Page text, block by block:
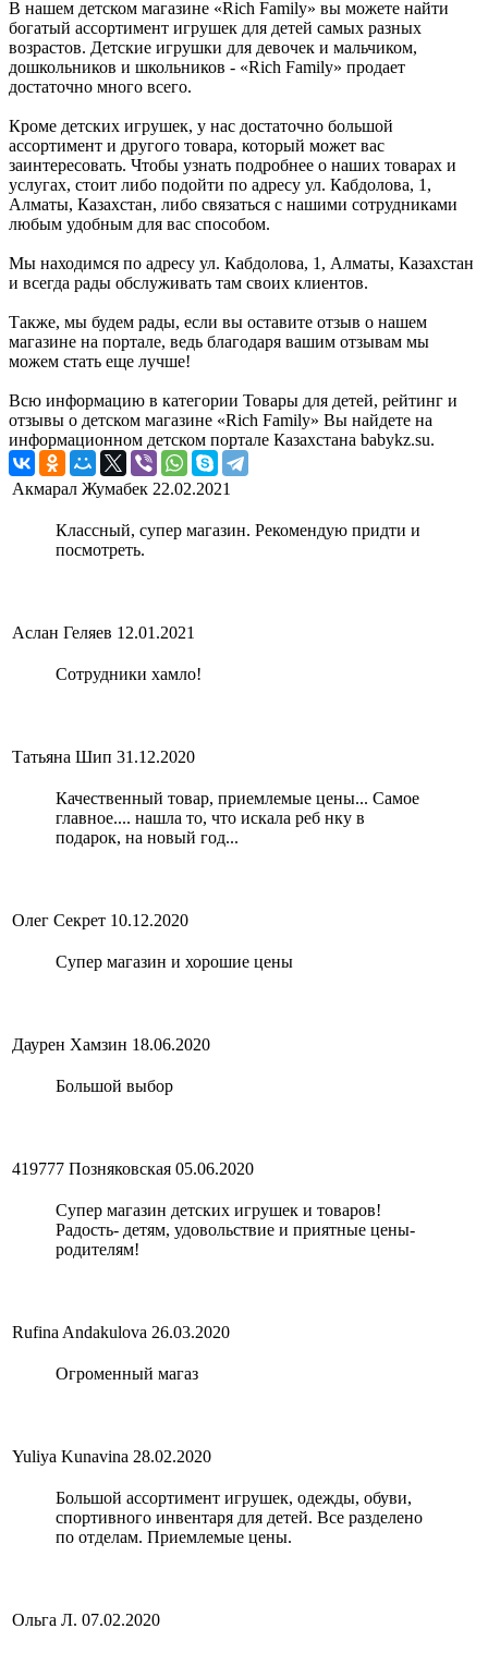
В нашем детском магазине «Rich Family» вы можете найти
богатый ассортимент игрушек для детей самых разных
возрастов. Детские игрушки для девочек и мальчиком,
дошкольников и школьников - «Rich Family» продает
достаточно много всего.
Кроме детских игрушек, у нас достаточно большой
ассортимент и другого товара, который может вас
заинтересовать. Чтобы узнать подробнее о наших товарах и
услугах, стоит либо подойти по адресу ул. Кабдолова, 1,
Алматы, Казахстан, либо связаться с нашими сотрудниками
любым удобным для вас способом.
Мы находимся по адресу ул. Кабдолова, 1, Алматы, Казахстан
и всегда рады обслуживать там своих клиентов.
Также, мы будем рады, если вы оставите отзыв о нашем
магазине на портале, ведь благодаря вашим отзывам мы
можем стать еще лучше!
Всю информацию в категории Товары для детей, рейтинг и
отзывы о детском магазине «Rich Family» Вы найдете на
информационном детском портале Казахстана babykz.su.
Акмарал Жумабек 22.02.2021
Классный, супер магазин. Рекомендую придти и
посмотреть.
Аслан Геляев 12.01.2021
Сотрудники хамло!
Татьяна Шип 31.12.2020
Качественный товар, приемлемые цены... Самое
главное.... нашла то, что искала реб нку в
подарок, на новый год...
Олег Секрет 10.12.2020
Супер магазин и хорошие цены
Даурен Хамзин 18.06.2020
Большой выбор
419777 Позняковская 05.06.2020
Супер магазин детских игрушек и товаров!
Радость- детям, удовольствие и приятные цены-
родителям!
Rufina Andakulova 26.03.2020
Огроменный магаз
Yuliya Kunavina 28.02.2020
Большой ассортимент игрушек, одежды, обуви,
спортивного инвентаря для детей. Все разделено
по отделам. Приемлемые цены.
Ольга Л. 07.02.2020